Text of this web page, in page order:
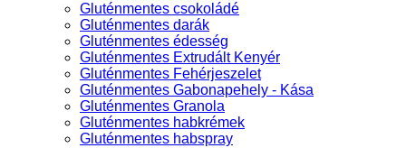
Gluténmentes csokoládé
Gluténmentes darák
Gluténmentes édesség
Gluténmentes Extrudált Kenyér
Gluténmentes Fehérjeszelet
Gluténmentes Gabonapehely - Kása
Gluténmentes Granola
Gluténmentes habkrémek
Gluténmentes habspray